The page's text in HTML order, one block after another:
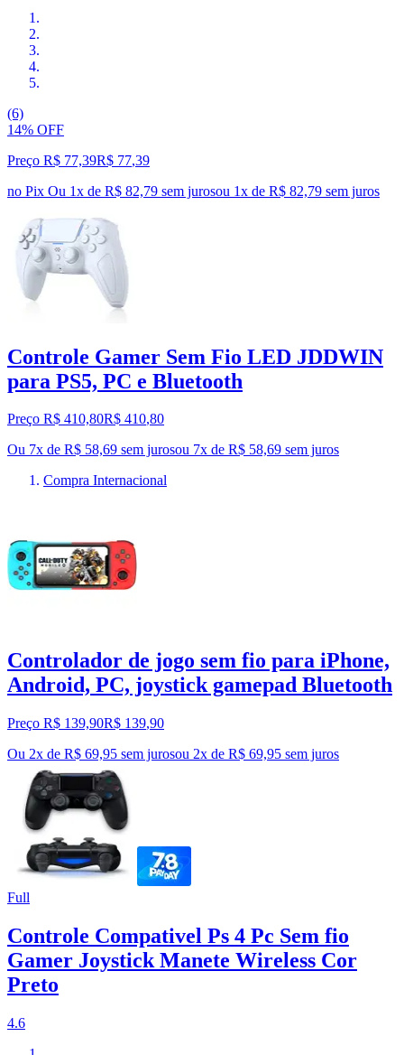
(6)
14% OFF
Preço R$ 77,39R$ 77,39
no Pix Ou 1x de R$ 82,79 sem jurosou 1x de R$ 82,79 sem juros
Controle Gamer Sem Fio LED JDDWIN
para PS5, PC e Bluetooth
Preço R$ 410,80R$ 410,80
Ou 7x de R$ 58,69 sem jurosou 7x de R$ 58,69 sem juros
Compra Internacional
Controlador de jogo sem fio para iPhone,
Android, PC, joystick gamepad Bluetooth
Preço R$ 139,90R$ 139,90
Ou 2x de R$ 69,95 sem jurosou 2x de R$ 69,95 sem juros
Full
Controle Compativel Ps 4 Pc Sem fio
Gamer Joystick Manete Wireless Cor
Preto
4.6